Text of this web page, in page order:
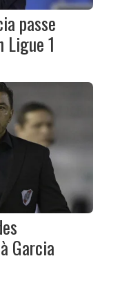
passe
Ligue 1
Garcia